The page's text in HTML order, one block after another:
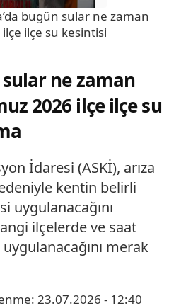
bugün sular ne zaman
ilçe su kesintisi
ne zaman
2026 ilçe ilçe su
İdaresi (ASKİ), arıza
kentin belirli
uygulanacağını
ilçelerde ve saat
merak
23.07.2026 - 12:40